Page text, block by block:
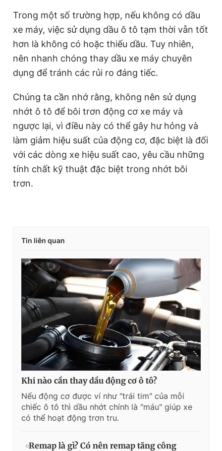
Trong một số trường hợp, nếu không có dầu
xe máy, việc sử dụng dầu ô tô tạm thời vẫn tốt
hơn là không có hoặc thiếu dầu. Tuy nhiên,
nên nhanh chóng thay dầu xe máy chuyên
dụng để tránh các rủi ro đáng tiếc.
Chúng ta cần nhớ rằng, không nên sử dụng
nhớt ô tô để bôi trơn động cơ xe máy và
ngược lại, vì điều này có thể gây hư hỏng và
làm giảm hiệu suất của động cơ, đặc biệt là đối
với các dòng xe hiệu suất cao, yêu cầu những
tính chất kỹ thuật đặc biệt trong nhớt bôi
trơn.
Tin liên quan
Khi nào cần thay dầu động cơ ô tô?
Nếu động cơ được ví như "trái tim" của mỗi
chiếc ô tô thì dầu nhớt chính là "máu" giúp xe
có thể hoạt động trơn tru.
Remap là gì? Có nên remap tăng công